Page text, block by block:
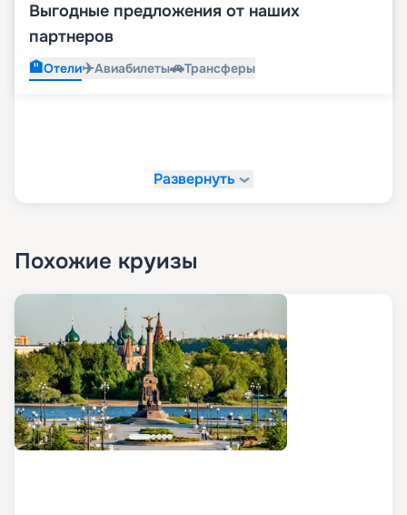
Выгодные предложения от наших
партнеров
🏨Отели✈️Авиабилеты🚗Трансферы
Развернуть
Похожие круизы